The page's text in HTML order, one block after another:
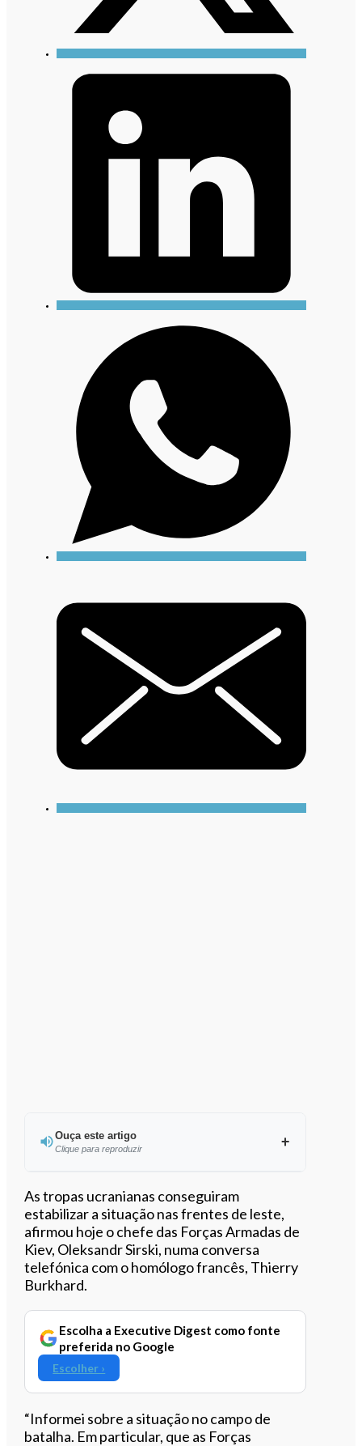
Ouça este artigo
Clique para reproduzir
Ouvir este artigo
As tropas ucranianas conseguiram
estabilizar a situação nas frentes de leste,
afirmou hoje o chefe das Forças Armadas de
Kiev, Oleksandr Sirski, numa conversa
telefónica com o homólogo francês, Thierry
Burkhard.
Escolha a Executive Digest como fonte
preferida no Google
Escolher ›
“Informei sobre a situação no campo de
batalha. Em particular, que as Forças